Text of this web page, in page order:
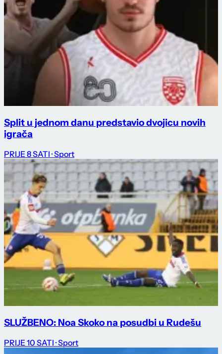
Split u jednom danu predstavio dvojicu novih
igrača
PRIJE 8 SATI · Sport
SLUŽBENO: Noa Skoko na posudbi u Rudešu
PRIJE 10 SATI · Sport